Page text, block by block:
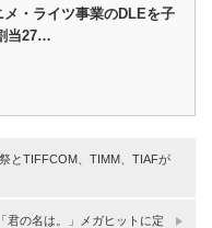
・ライツ事業のDLEを子
当27…
とTIFFCOM、TIMM、TIAFが
君の名は。」メガヒットに定